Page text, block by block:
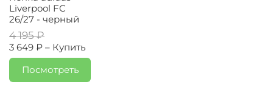
Liverpool FC
26/27 - черный
4 195 ₽
3 649 ₽ – Купить
Посмотреть